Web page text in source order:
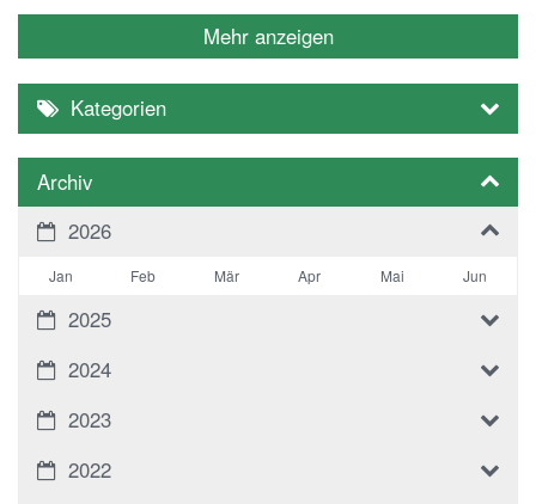
Mehr anzeigen
Kategorien
Archiv
2026
Jan Feb Mär Apr Mai Jun
2025
2024
2023
2022